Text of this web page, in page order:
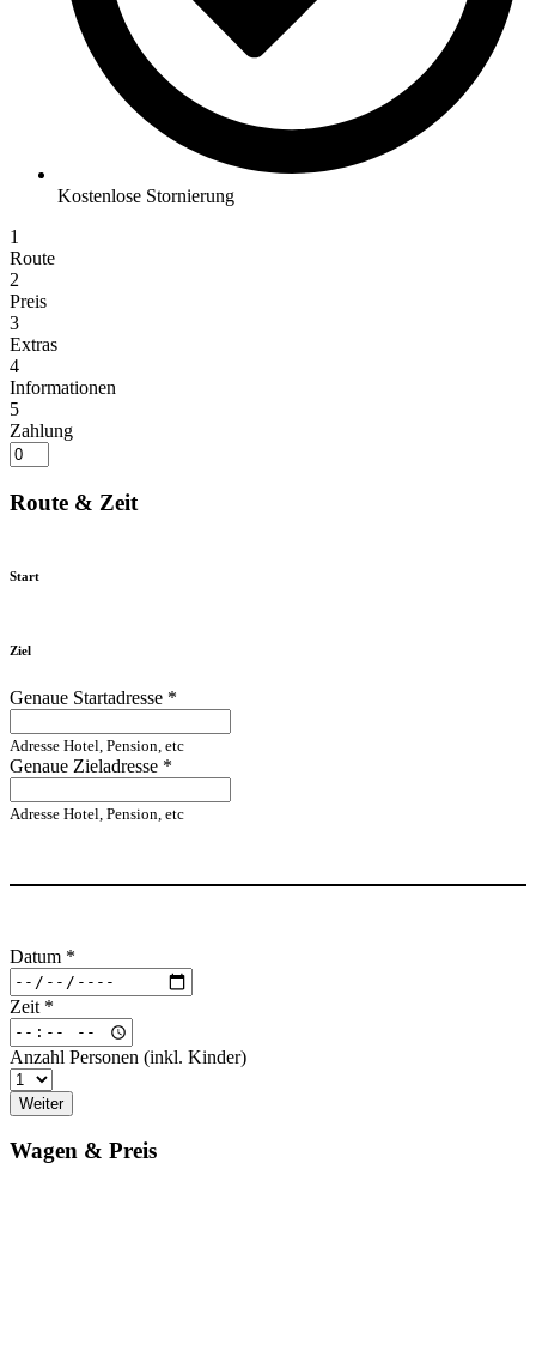
Kostenlose Stornierung
1
Route
2
Preis
3
Extras
4
Informationen
5
Zahlung
Route & Zeit
Start
Ziel
Genaue Startadresse *
Adresse Hotel, Pension, etc
Genaue Zieladresse *
Adresse Hotel, Pension, etc
Datum *
Zeit *
Anzahl Personen (inkl. Kinder)
Weiter
Wagen & Preis